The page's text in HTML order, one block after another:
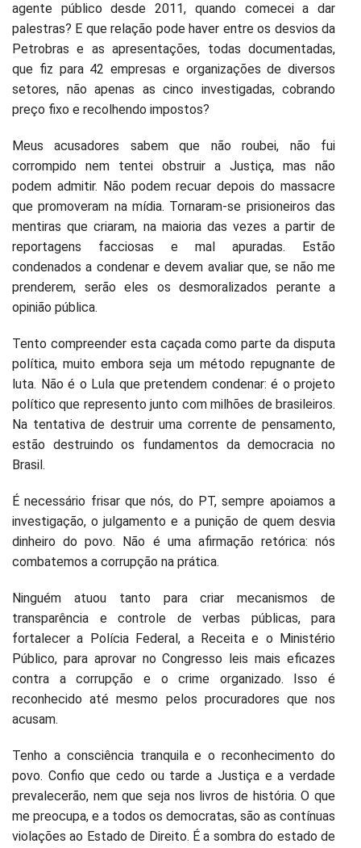
agente público desde 2011, quando comecei a dar
palestras? E que relação pode haver entre os desvios da
Petrobras e as apresentações, todas documentadas,
que fiz para 42 empresas e organizações de diversos
setores, não apenas as cinco investigadas, cobrando
preço fixo e recolhendo impostos?
Meus acusadores sabem que não roubei, não fui
corrompido nem tentei obstruir a Justiça, mas não
podem admitir. Não podem recuar depois do massacre
que promoveram na mídia. Tornaram-se prisioneiros das
mentiras que criaram, na maioria das vezes a partir de
reportagens facciosas e mal apuradas. Estão
condenados a condenar e devem avaliar que, se não me
prenderem, serão eles os desmoralizados perante a
opinião pública.
Tento compreender esta caçada como parte da disputa
política, muito embora seja um método repugnante de
luta. Não é o Lula que pretendem condenar: é o projeto
político que represento junto com milhões de brasileiros.
Na tentativa de destruir uma corrente de pensamento,
estão destruindo os fundamentos da democracia no
Brasil.
É necessário frisar que nós, do PT, sempre apoiamos a
investigação, o julgamento e a punição de quem desvia
dinheiro do povo. Não é uma afirmação retórica: nós
combatemos a corrupção na prática.
Ninguém atuou tanto para criar mecanismos de
transparência e controle de verbas públicas, para
fortalecer a Polícia Federal, a Receita e o Ministério
Público, para aprovar no Congresso leis mais eficazes
contra a corrupção e o crime organizado. Isso é
reconhecido até mesmo pelos procuradores que nos
acusam.
Tenho a consciência tranquila e o reconhecimento do
povo. Confio que cedo ou tarde a Justiça e a verdade
prevalecerão, nem que seja nos livros de história. O que
me preocupa, e a todos os democratas, são as contínuas
violações ao Estado de Direito. É a sombra do estado de